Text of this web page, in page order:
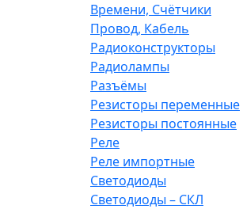
Времени, Счётчики
Провод, Кабель
Радиоконструкторы
Радиолампы
Разъёмы
Резисторы переменные
Резисторы постоянные
Реле
Реле импортные
Светодиоды
Светодиоды – СКЛ